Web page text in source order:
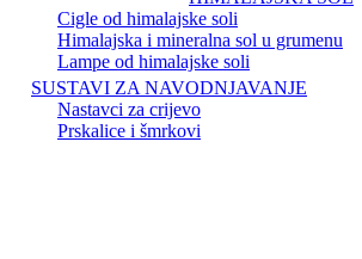
Cigle od himalajske soli
Himalajska i mineralna sol u grumenu
Lampe od himalajske soli
SUSTAVI ZA NAVODNJAVANJE
Nastavci za crijevo
Prskalice i šmrkovi